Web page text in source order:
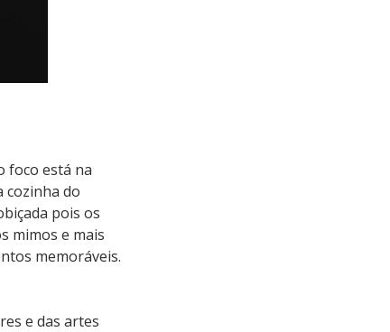
foco está na
cozinha do
pois os
mimos e mais
memoráveis.
e das artes